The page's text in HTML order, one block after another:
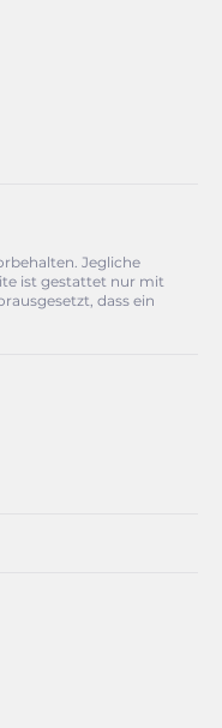
Jegliche
ist gestattet nur mit
dass ein